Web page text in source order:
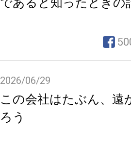
2026/06/29
この会社はたぶん、遠
ろう